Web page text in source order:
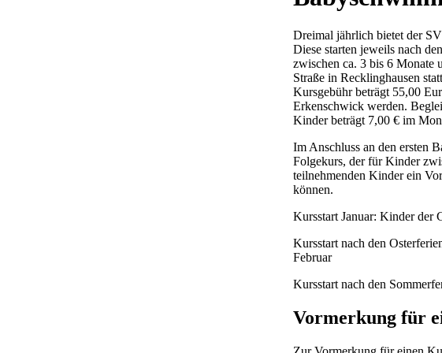
Dreimal jährlich bietet der
Diese starten jeweils nach
zwischen ca. 3 bis 6 Monate
Straße in Recklinghausen
Kursgebühr beträgt 55,00
Erkenschwick werden.
Kinder beträgt 7,00 € im
Im Anschluss an den ersten
Folgekurs, der für Kinder
teilnehmenden Kinder ein
können.
Kursstart Januar: Kinder der
Kursstart nach den
Februar
Kursstart nach den
Vormerkung für